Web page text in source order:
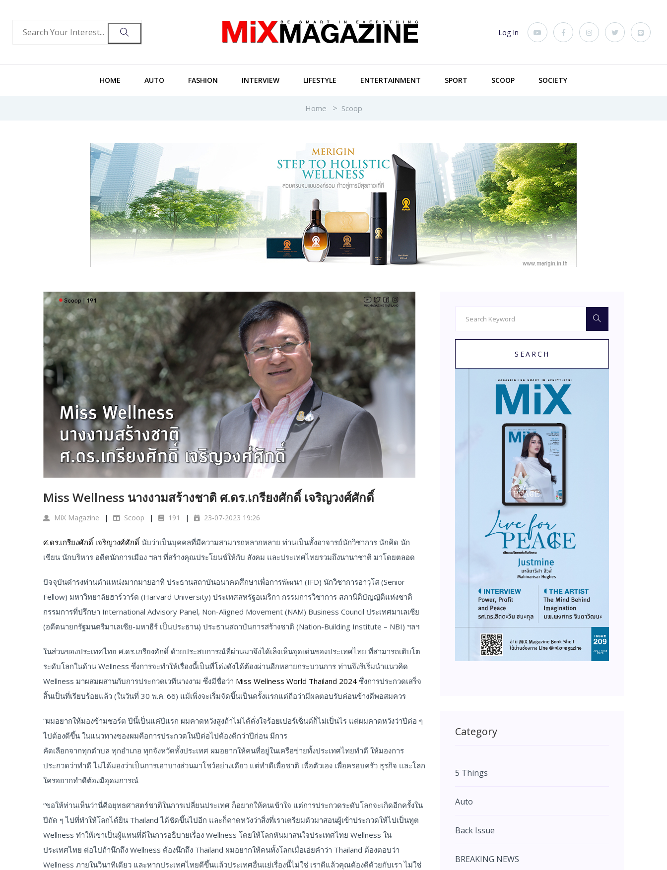
Log In
HOME AUTO FASHION INTERVIEW LIFESTYLE ENTERTAINMENT SPORT SCOOP SOCIETY
Home Scoop
Miss Wellness นางงามสร้างชาติ ศ.ดร.เกรียงศักดิ์ เจริญวงศ์ศักดิ์
MiX Magazine Scoop 191 23-07-2023 19:26
ศ.ดร.เกรียงศักดิ์ เจริญวงศ์ศักดิ์ นับว่าเป็นบุคคลที่มีความสามารถหลากหลาย ท่านเป็นทั้งอาจารย์นักวิชาการ นักคิด นัก
เขียน นักบริหาร อดีตนักการเมือง ฯลฯ ที่สร้างคุณประโยนช์ให้กับ สังคม และประเทศไทยรวมถึงนานาชาติ มาโดยตลอด
ปัจจุบันดำรงท่านตำแหน่งมากมายอาทิ ประธานสถาบันอนาคตศึกษาเพื่อการพัฒนา (IFD) นักวิชาการอาวุโส (Senior
Fellow) มหาวิทยาลัยฮาร์วาร์ด (Harvard University) ประเทศสหรัฐอเมริกา กรรมการวิชาการ สภานิติบัญญัติแห่งชาติ
กรรมการที่ปรึกษา International Advisory Panel, Non-Aligned Movement (NAM) Business Council ประเทศมาเลเซีย
(อดีตนายกรัฐมนตรีมาเลเซีย-มหาธีร์ เป็นประธาน) ประธานสถาบันการสร้างชาติ (Nation-Building Institute – NBI) ฯลฯ
ในส่วนของประเทศไทย ศ.ดร.เกรียงศักดิ์ ด้วยประสบการณ์ที่ผ่านมาจึงได้เล็งเห็นจุดเด่นของประเทศไทย ที่สามารถเติบโต
ระดับโลกในด้าน Wellness ซึ่งการจะทำให้เรื่องนี้เป็นที่โด่งดังได้ต้องผ่านอีกหลายกระบวนการ ท่านจึงริเริ่มนำแนวคิด
Wellness มาผสมผสานกับการประกวดเวทีนางงาม ซึ่งมีชื่อว่า Miss Wellness World Thailand 2024 ซึ่งการประกวดเสร็จ
สิ้นเป็นที่เรียบร้อยแล้ว (ในวันที่ 30 พ.ค. 66) แม้เพิ่งจะเริ่มจัดขึ้นเป็นครั้งแรกแต่ถือว่ามีผลตอบรับค่อนข้างดีพอสมควร
“ผมอยากให้มองข้ามชอร์ต ปีนี้เป็นแค่ปีแรก ผมคาดหวังสูงถ้าไม่ได้ดั่งใจร้อยเปอร์เซ็นต์ก็ไม่เป็นไร แต่ผมคาดหวังว่าปีต่อ ๆ
ไปต้องดีขึ้น ในแนวทางของผมคือการประกวดในปีต่อไปต้องดีกว่าปีก่อน มีการ
คัดเลือกจากทุกตำบล ทุกอำเภอ ทุกจังหวัดทั้งประเทศ ผมอยากให้คนที่อยู่ในเครือข่ายทั้งประเทศไทยทำดี ให้มองการ
ประกวดว่าทำดี ไม่ได้มองว่าเป็นการเอาบางส่วนมาโชว์อย่างเดียว แต่ทำดีเพื่อชาติ เพื่อตัวเอง เพื่อครอบครัว ธุรกิจ และโลก
ใครอยากทำดีต้องมีอุดมการณ์
“ขอให้ท่านเห็นว่านี่คือยุทธศาสตร์ชาติในการเปลี่ยนประเทศ ก็อยากให้คนเข้าใจ แต่การประกวดระดับโลกจะเกิดอีกครั้งใน
ปีถัด ๆ ไปที่ทำให้โลกได้ยิน Thailand ได้ชัดขึ้นไปอีก และก็คาดหวังว่าสิ่งที่เราเตรียมตัวมาสอนผู้เข้าประกวดให้ไปเป็นทูต
Wellness ทำให้เขาเป็นผู้แทนที่ดีในการอธิบายเรื่อง Wellness โดยให้โลกหันมาสนใจประเทศไทย Wellness ใน
ประเทศไทย ต่อไปถ้านึกถึง Wellness ต้องนึกถึง Thailand ผมอยากให้คนทั้งโลกเมื่อเอ่ยคำว่า Thailand ต้องตอบว่า
Wellness ภายในวินาทีเดียว และหากประเทศไทยดีขึ้นแล้วประเทศอื่นแย่เรื่องนี้ไม่ใช่ เราดีแล้วคุณต้องดีด้วยกับเรา ไม่ใช่
SEARCH
Category
5 Things
Auto
Back Issue
BREAKING NEWS